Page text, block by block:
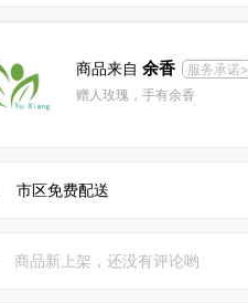
商品来自 余香
服务承诺>
赠人玫瑰，手有余香
市区免费配送
商品新上架，还没有评论哟